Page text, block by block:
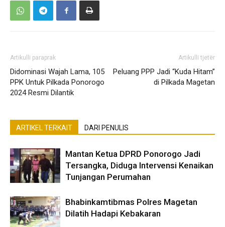
Artikulli paraprak
Didominasi Wajah Lama, 105
PPK Untuk Pilkada Ponorogo
2024 Resmi Dilantik
Artikulli tjetër
Peluang PPP Jadi “Kuda Hitam”
di Pilkada Magetan
ARTIKEL TERKAIT DARI PENULIS
Mantan Ketua DPRD Ponorogo Jadi
Tersangka, Diduga Intervensi Kenaikan
Tunjangan Perumahan
Bhabinkamtibmas Polres Magetan
Dilatih Hadapi Kebakaran